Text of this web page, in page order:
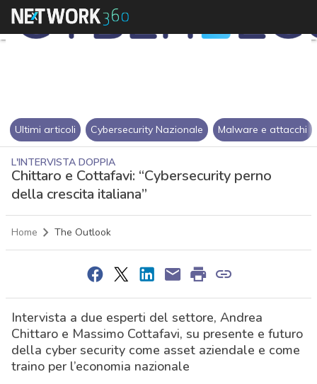
Ultimi articoli Cybersecurity Nazionale Malware e attacchi
L'INTERVISTA DOPPIA
Chittaro e Cottafavi: “Cybersecurity perno
della crescita italiana”
Home The Outlook
Intervista a due esperti del settore, Andrea
Chittaro e Massimo Cottafavi, su presente e futuro
della cyber security come asset aziendale e come
traino per l’economia nazionale